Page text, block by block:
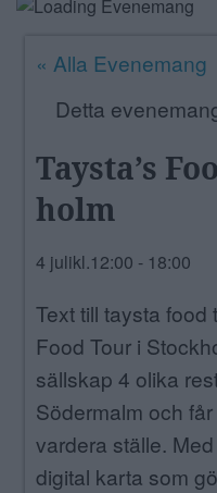
NÄRINGSLIV
« Alla Evenemang
Detta
Taysta’s
holm
4 julikl.12:00 - 18:00
Text till taysta food
Food Tour i
sällskap 4 olika
Södermalm och
vardera ställe.
digital karta som